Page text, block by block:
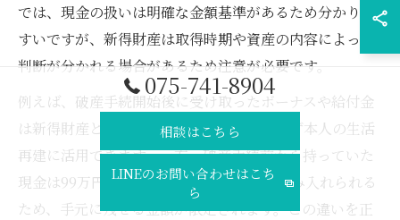
では、現金の扱いは明確な金額基準があるため分かりや
すいですが、新得財産は取得時期や資産の内容によって
判断が分かれる場合があるため注意が必要です。
例えば、破産手続開始後に受け取ったボーナスや給付金
は新得財産となり、破産財団に組み込まれず本人の生活
再建に活用できます。一方、破産手続前から持っていた
現金は99万円を超える部分が破産財団に組み入れられる
ため、手元に残せる金額が限定されます。この違いを正
075-741-8904
相談はこちら
LINEのお問い合わせはこち
ら